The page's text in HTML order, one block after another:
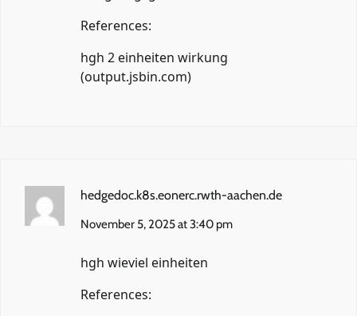
References:
hgh 2 einheiten wirkung
(output.jsbin.com)
hedgedoc.k8s.eonerc.rwth-aachen.de
November 5, 2025 at 3:40 pm
hgh wieviel einheiten
References: